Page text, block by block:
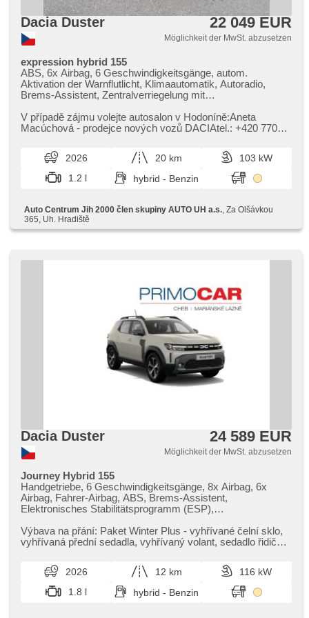
Dacia Duster 22 049 EUR
Möglichkeit der MwSt. abzusetzen
expression hybrid 155
ABS, 6x Airbag, 6 Geschwindigkeitsgänge, autom.
Aktivation der Warnflutlicht, Klimaautomatik, Autoradio,
Brems-Assistent, Zentralverriegelung mit
Beifahrerairbagdeaktivierung, Teilbare Rücksitzbank, El.
Vorderscheiben, El. Seitenscheiben, El. Klappspiegel, El.
Nebelscheinwerfer, Multifunktionslenkrad, Lenkrad
einstellbar, Bordcomputer, erfüllt 'EURO VI', Servolenkung,
Ledersitze, Vorderlichter LED, Antriebsschlupfregelung
(ASR), Geschwindigkeitsregelung von der Hang,
Elektronisches Stabilitätsprogramm (ESP), starten per
Taste, Dachträger, Tempomat, Adaptive
Geschwindigkeitsregelung, USB, Außenthermometer,
höheneinstellbare Fahrersitz, Heck LED Leuchte, Getönte
digitální příjem rádia (DAB), Android Auto, Apple CarPlay,
parkovací senzory přední, parkovací senzory zadní
V případě zájmu volejte autosalon v Hodoníně:Aneta
Macúchová ​- prodejce nových vozů DACIAtel.: ​+420 770
2026 20 km
103 kW
1.2 l
hybrid - Benzin
Auto Centrum Jih 2000 člen skupiny AUTO UH a.s. , Za Olšávkou
365, Uh. Hradiště
Dacia Duster 24 589 EUR
Möglichkeit der MwSt. abzusetzen
Journey Hybrid 155
Handgetriebe, 6 Geschwindigkeitsgänge, 8x Airbag, 6x
Airbag, Fahrer-Airbag, ABS, Brems-Assistent,
Elektronisches Stabilitätsprogramm (ESP),
Geschwindigkeitsregelung von der Hang, asistent rozjezdu
do kopce (HSA), ukazatel rychlostního limitu (SLIF), Uhr
Fahrers, Servolenkung, Klimaautomatik, Tempomat, LED
denní svícení, automatické přepínání dálkových světel,
Alufelgen, erfüllt 'EURO VI', Bordcomputer, dotykové
ovládání palubního počítače, digitální přístrojový štít,
Výbava na přání: Paket Winter Plus ​- vyhřívané čelní sklo,​
vyhřívaná přední sedadla,​ vyhřívaný volant,​ sedadlo řidiče s
2026 12 km
116 kW
1.8 l
hybrid - Benzin